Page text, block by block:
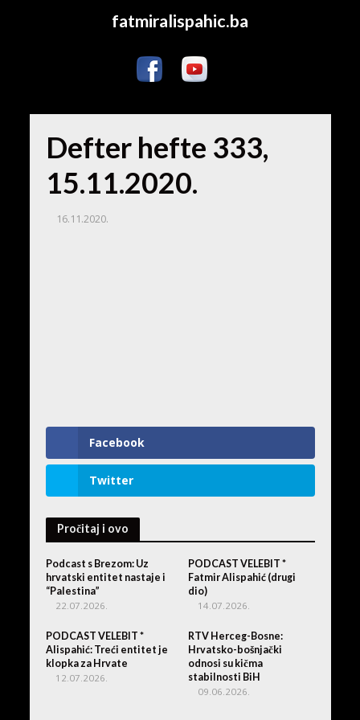
fatmiralispahic.ba
Defter hefte 333,
15.11.2020.
16.11.2020.
Facebook
Twitter
Pročitaj i ovo
Podcast s Brezom: Uz
hrvatski entitet nastaje i
“Palestina”
22.07.2026.
PODCAST VELEBIT *
Fatmir Alispahić (drugi
dio)
14.07.2026.
PODCAST VELEBIT *
Alispahić: Treći entitet je
klopka za Hrvate
12.07.2026.
RTV Herceg-Bosne:
Hrvatsko-bošnjački
odnosi su kičma
stabilnosti BiH
09.06.2026.